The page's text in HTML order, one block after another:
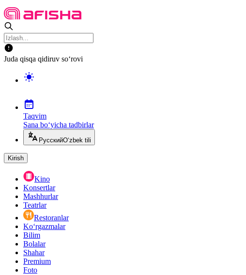
Juda qisqa qidiruv so‘rovi
Taqvim
Sana bo‘yicha tadbirlar
РусскийO‘zbek tili
Kirish
Kino
Konsertlar
Mashhurlar
Teatrlar
Restoranlar
Ko‘rgazmalar
Bilim
Bolalar
Shahar
Premium
Foto